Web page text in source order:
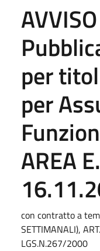
per
per
AREA
con contratto a
SETTIMANALI),
LGS.N.267/2000